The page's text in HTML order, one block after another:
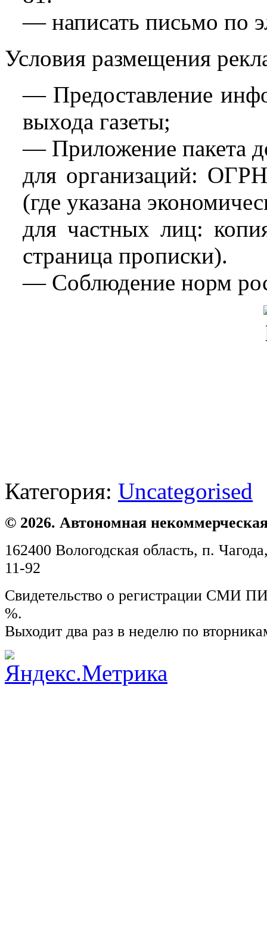
— написать письмо по
Условия размещения
— Предоставление
выхода газеты;
— Приложение пакета
для организаций:
(где указана
для частных лиц:
страница прописки).
— Соблюдение норм
Категория: Uncategorised
© 2026. Автономная
162400 Вологодская область, п.
11-92
Свидетельство о регистрации СМИ
%.
Выходит два раз в неделю по